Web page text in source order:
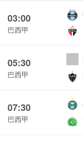
03:00
巴西甲
05:30
巴西甲
07:30
巴西甲